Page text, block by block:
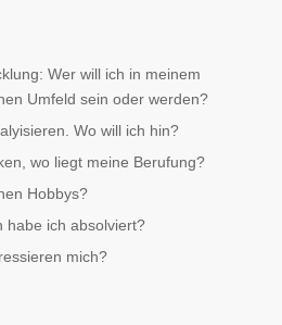
Wer will ich in meinem
Umfeld sein oder werden?
Wo will ich hin?
wo liegt meine Berufung?
Hobbys?
habe ich absolviert?
mich?